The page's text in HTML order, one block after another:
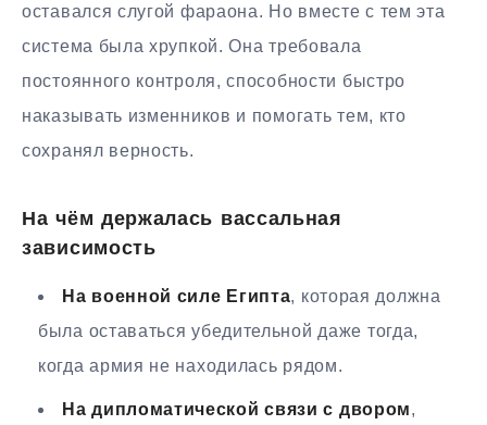
оставался слугой фараона. Но вместе с тем эта
система была хрупкой. Она требовала
постоянного контроля, способности быстро
наказывать изменников и помогать тем, кто
сохранял верность.
На чём держалась вассальная
зависимость
На военной силе Египта, которая должна
была оставаться убедительной даже тогда,
когда армия не находилась рядом.
На дипломатической связи с двором,